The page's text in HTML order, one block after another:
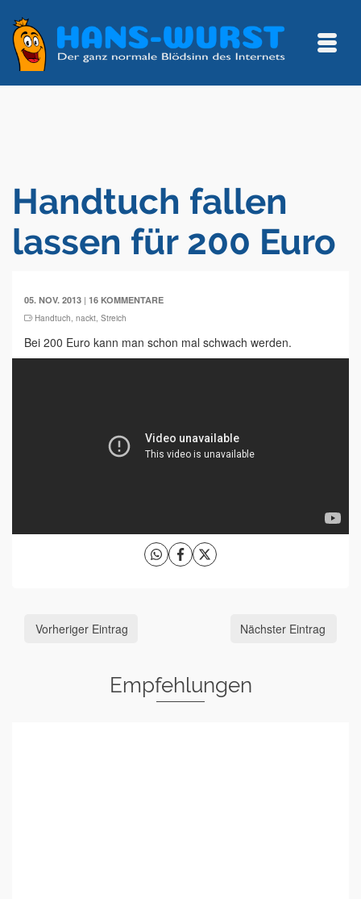
Handtuch fallen
lassen für 200 Euro
05. NOV. 2013 | 16 KOMMENTARE
Handtuch, nackt, Streich
Bei 200 Euro kann man schon mal schwach werden.
Vorheriger Eintrag Nächster Eintrag
Empfehlungen